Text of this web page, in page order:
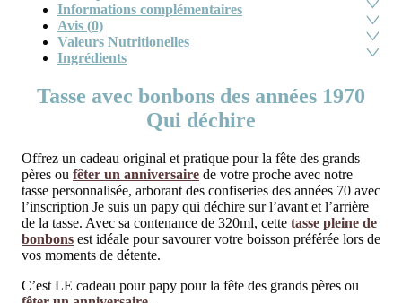
Informations complémentaires
Avis (0)
Valeurs Nutritionelles
Ingrédients
Tasse avec bonbons des années 1970
Qui déchire
Offrez un cadeau original et pratique pour la fête des grands
pères ou fêter un anniversaire de votre proche avec notre
tasse personnalisée, arborant des confiseries des années 70 avec
l’inscription Je suis un papy qui déchire sur l’avant et l’arrière
de la tasse. Avec sa contenance de 320ml, cette tasse pleine de
bonbons est idéale pour savourer votre boisson préférée lors de
vos moments de détente.
C’est LE cadeau pour papy pour la fête des grands pères ou